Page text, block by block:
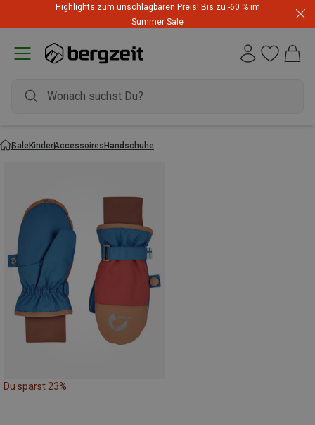
Highlights zum unschlagbaren Preis! Bis zu -60 % im
Summer Sale
SaleKinderAccessoiresHandschuhe
Du sparst 23%